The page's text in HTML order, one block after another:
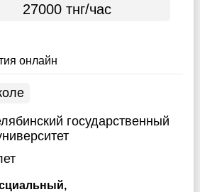
27000 тнг/час
онлайн
государственный